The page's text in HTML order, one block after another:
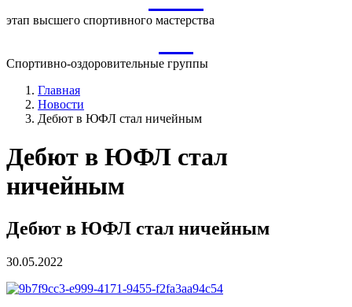
этап высшего спортивного мастерства
Спортивно-оздоровительные группы
Главная
Новости
Дебют в ЮФЛ стал ничейным
Дебют в ЮФЛ стал
ничейным
Дебют в ЮФЛ стал ничейным
30.05.2022